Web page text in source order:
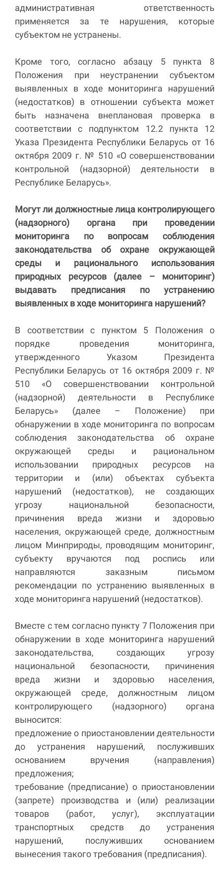
административная ответственность
применяется за те нарушения, которые
субъектом не устранены.
Кроме того, согласно абзацу 5 пункта 8
Положения при неустранении субъектом
выявленных в ходе мониторинга нарушений
(недостатков) в отношении субъекта может
быть назначена внеплановая проверка в
соответствии с подпунктом 12.2 пункта 12
Указа Президента Республики Беларусь от 16
октября 2009 г. № 510 «О совершенствовании
контрольной (надзорной) деятельности в
Республике Беларусь».
Могут ли должностные лица контролирующего
(надзорного) органа при проведении
мониторинга по вопросам соблюдения
законодательства об охране окружающей
среды и рационального использования
природных ресурсов (далее – мониторинг)
выдавать предписания по устранению
выявленных в ходе мониторинга нарушений?
В соответствии с пунктом 5 Положения о
порядке проведения мониторинга,
утвержденного Указом Президента
Республики Беларусь от 16 октября 2009 г. №
510 «О совершенствовании контрольной
(надзорной) деятельности в Республике
Беларусь» (далее – Положение) при
обнаружении в ходе мониторинга по вопросам
соблюдения законодательства об охране
окружающей среды и рациональном
использовании природных ресурсов на
территории и (или) объектах субъекта
нарушений (недостатков), не создающих
угрозу национальной безопасности,
причинения вреда жизни и здоровью
населения, окружающей среде, должностным
лицом Минприроды, проводящим мониторинг,
субъекту вручаются под роспись или
направляются заказным письмом
рекомендации по устранению выявленных в
ходе мониторинга нарушений (недостатков).
Вместе с тем согласно пункту 7 Положения при
обнаружении в ходе мониторинга нарушений
законодательства, создающих угрозу
национальной безопасности, причинения
вреда жизни и здоровью населения,
окружающей среде, должностным лицом
контролирующего (надзорного) органа
выносится:
предложение о приостановлении деятельности
до устранения нарушений, послуживших
основанием вручения (направления)
предложения;
требование (предписание) о приостановлении
(запрете) производства и (или) реализации
товаров (работ, услуг), эксплуатации
транспортных средств до устранения
нарушений, послуживших основанием
вынесения такого требования (предписания).